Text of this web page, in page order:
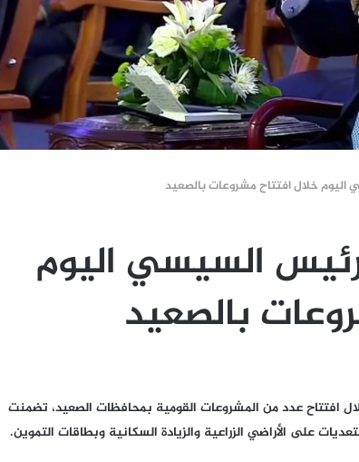
خلال افتتاح مشروعات بالصعيد
السيسي اليوم
بالصعيد
افتتاح عدد من المشروعات القومية بمحافظات الصعيد، تضمنت
على الأراضي الزراعية والزيادة السكانية وبطاقات التموين.